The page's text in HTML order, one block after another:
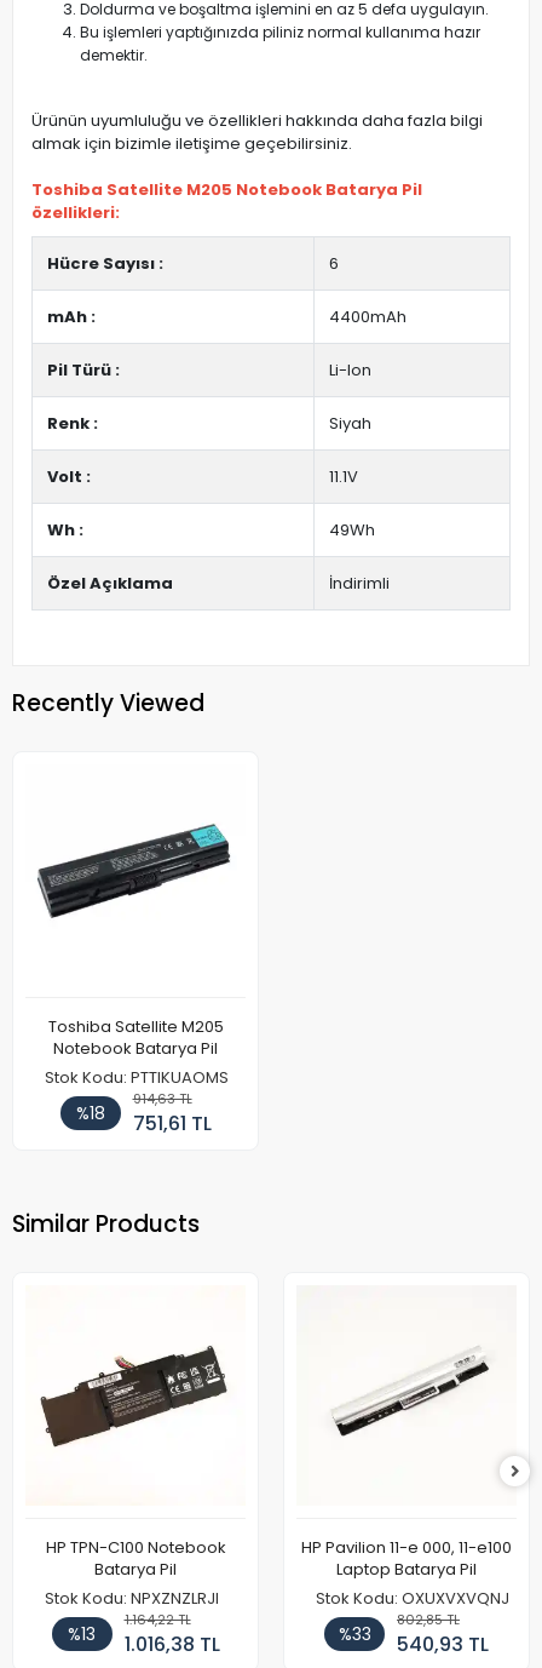
Doldurma ve boşaltma işlemini en az 5 defa uygulayın.
Bu işlemleri yaptığınızda piliniz normal kullanıma hazır
demektir.
Ürünün uyumluluğu ve özellikleri hakkında daha fazla bilgi
almak için bizimle iletişime geçebilirsiniz.
Toshiba Satellite M205 Notebook Batarya Pil
özellikleri:
Hücre Sayısı : 6
mAh : 4400mAh
Pil Türü : Li-Ion
Renk : Siyah
Volt : 11.1V
Wh : 49Wh
Özel Açıklama İndirimli
Recently Viewed
Toshiba Satellite M205
Notebook Batarya Pil
Stok Kodu: PTTIKUAOMS
%18
914,63 TL
751,61 TL
Similar Products
HP TPN-C100 Notebook
Batarya Pil
Stok Kodu: NPXZNZLRJI
%13
1.164,22 TL
1.016,38 TL
HP Pavilion 11-e 000, 11-e100
Laptop Batarya Pil
Stok Kodu: OXUXVXVQNJ
%33
802,85 TL
540,93 TL